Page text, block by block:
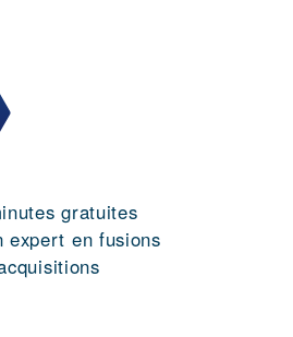
gratuites
expert en fusions